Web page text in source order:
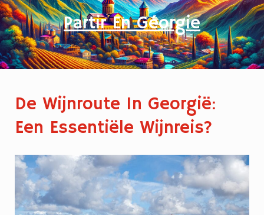
Partir En Géorgie
De Wijnroute In Georgië:
Een Essentiële Wijnreis?